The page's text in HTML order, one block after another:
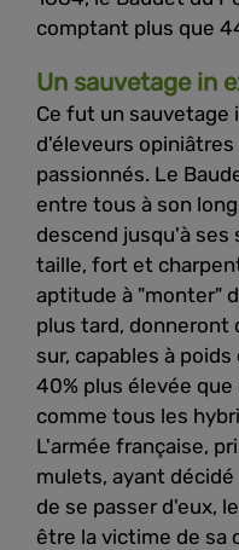
comptant plus que
Un sauvetage in
Ce fut un sauvetage
d'éleveurs
passionnés. Le
entre tous à son
descend jusqu'à ses
taille, fort et
aptitude à "monter"
plus tard, donneront
sur, capables à
40% plus élevée que
comme tous les
L'armée française,
mulets, ayant
de se passer d'eux,
être la victime de sa